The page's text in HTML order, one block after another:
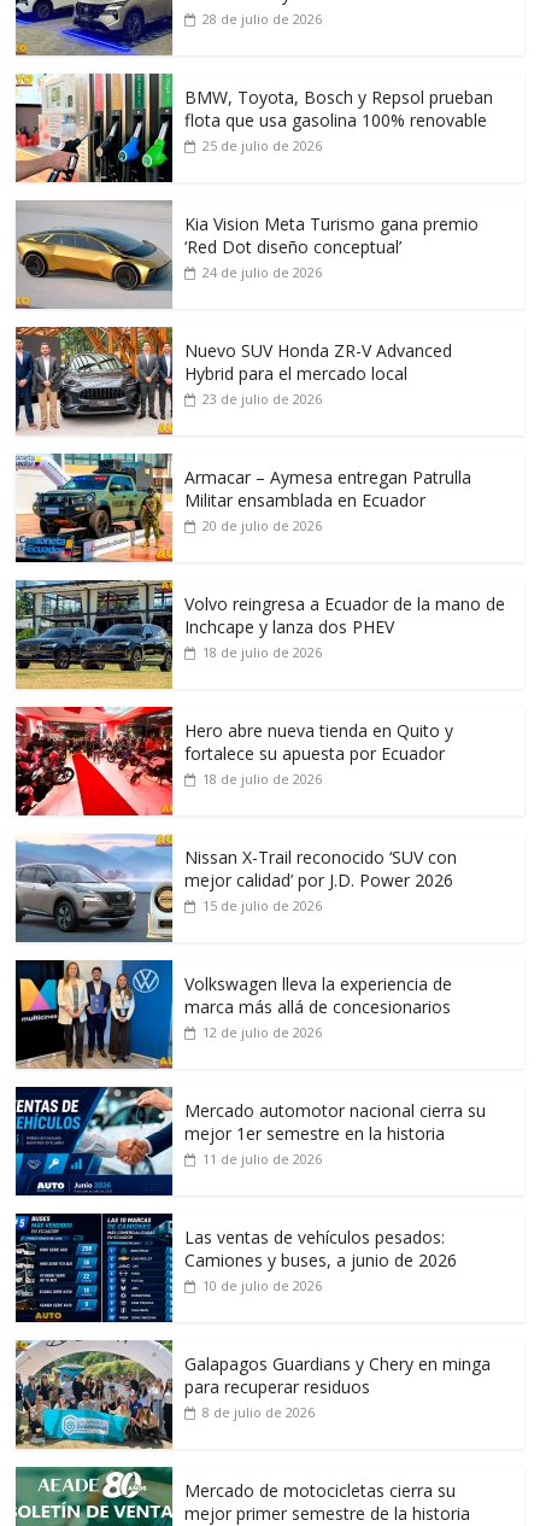
28 de julio de 2026
BMW, Toyota, Bosch y Repsol prueban
flota que usa gasolina 100% renovable
25 de julio de 2026
Kia Vision Meta Turismo gana premio
‘Red Dot diseño conceptual’
24 de julio de 2026
Nuevo SUV Honda ZR-V Advanced
Hybrid para el mercado local
23 de julio de 2026
Armacar – Aymesa entregan Patrulla
Militar ensamblada en Ecuador
20 de julio de 2026
Volvo reingresa a Ecuador de la mano de
Inchcape y lanza dos PHEV
18 de julio de 2026
Hero abre nueva tienda en Quito y
fortalece su apuesta por Ecuador
18 de julio de 2026
Nissan X-Trail reconocido ‘SUV con
mejor calidad’ por J.D. Power 2026
15 de julio de 2026
Volkswagen lleva la experiencia de
marca más allá de concesionarios
12 de julio de 2026
Mercado automotor nacional cierra su
mejor 1er semestre en la historia
11 de julio de 2026
Las ventas de vehículos pesados:
Camiones y buses, a junio de 2026
10 de julio de 2026
Galapagos Guardians y Chery en minga
para recuperar residuos
8 de julio de 2026
Mercado de motocicletas cierra su
mejor primer semestre de la historia